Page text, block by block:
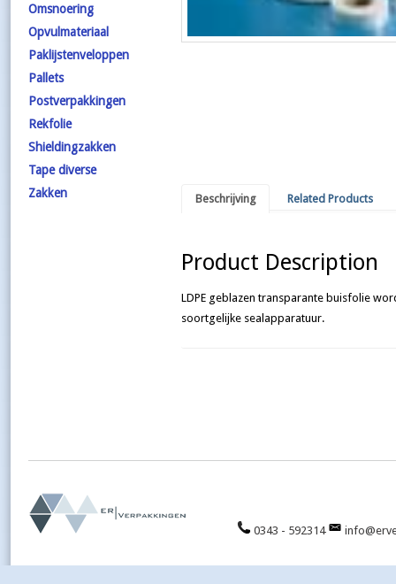
Beschrijving Related Products
Product Description
LDPE geblazen transparante buisfolie
soortgelijke sealapparatuur.
Omsnoering
Opvulmateriaal
Paklijstenveloppen
Pallets
Postverpakkingen
Rekfolie
Shieldingzakken
Tape diverse
Zakken
0343 - 592314